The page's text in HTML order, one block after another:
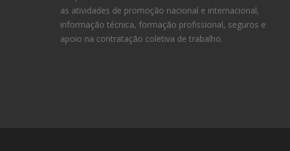
as atividades de promoção nacional e internacional,
informação técnica, formação profissional, seguros e
apoio na contratação coletiva de trabalho.